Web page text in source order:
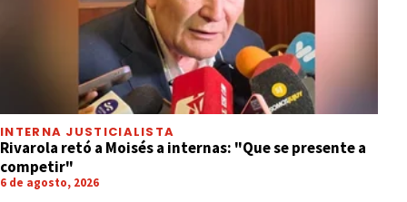
INTERNA JUSTICIALISTA
Rivarola retó a Moisés a internas: "Que se presente a
competir"
6 de agosto, 2026